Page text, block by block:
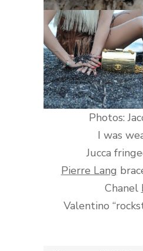
Photos:
I was
Jucca
Pierre Lang
Chanel
Valentino